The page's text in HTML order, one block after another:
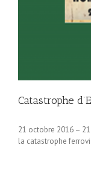
Catastrophe
21 octobre 2016 –
la catastrophe